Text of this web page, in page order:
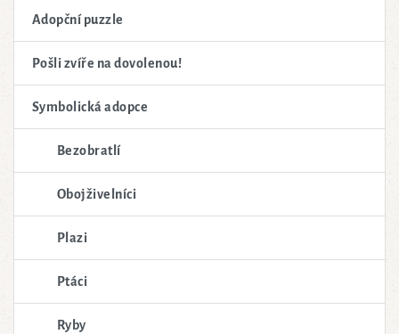
Adopční puzzle
Pošli zvíře na dovolenou!
Symbolická adopce
Bezobratlí
Obojživelníci
Plazi
Ptáci
Ryby